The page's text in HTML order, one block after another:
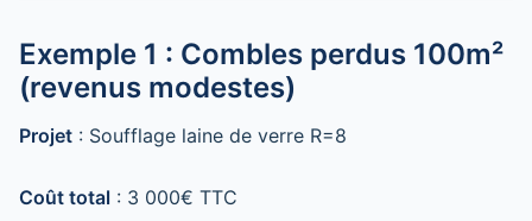
Exemple 1 : Combles perdus 100m²
(revenus modestes)
Projet : Soufflage laine de verre R=8
Coût total : 3 000€ TTC